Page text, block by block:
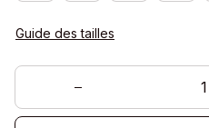
Guide des tailles